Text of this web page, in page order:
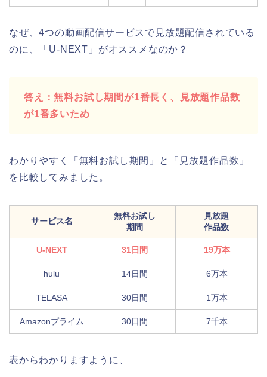
なぜ、4つの動画配信サービスで見放題配信されている
のに、「U-NEXT」がオススメなのか？
答え：無料お試し期間が1番長く、見放題作品数
が1番多いため
わかりやすく「無料お試し期間」と「見放題作品数」
を比較してみました。
サービス名
無料お試し
期間
見放題
作品数
U-NEXT 31日間 19万本
hulu 14日間 6万本
TELASA 30日間 1万本
Amazonプライム 30日間 7千本
表からわかりますように、